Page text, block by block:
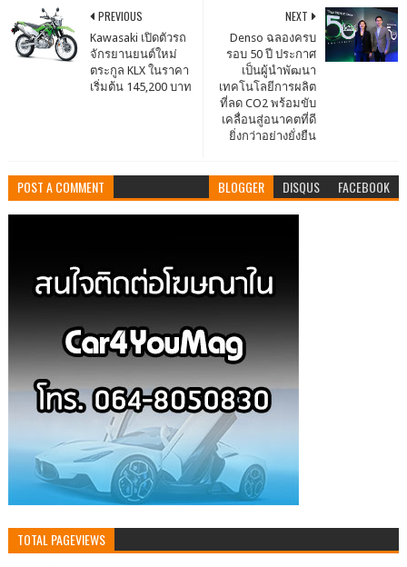
NEXT
Denso ฉลองครบ
รอบ 50 ปี ประกาศ
เป็นผู้นำพัฒนา
เทคโนโลยีการผลิต
ที่ลด CO2 พร้อมขับ
เคลื่อนสู่อนาคตที่ดี
ยิ่งกว่าอย่างยั่งยืน
PREVIOUS
Kawasaki เปิดตัวรถ
จักรยานยนต์ใหม่
ตระกูล KLX ในราคา
เริ่มต้น 145,200 บาท
POST A COMMENT BLOGGER DISQUS FACEBOOK
TOTAL PAGEVIEWS